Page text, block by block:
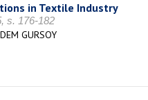
in Textile Industry
s. 176-182
GURSOY